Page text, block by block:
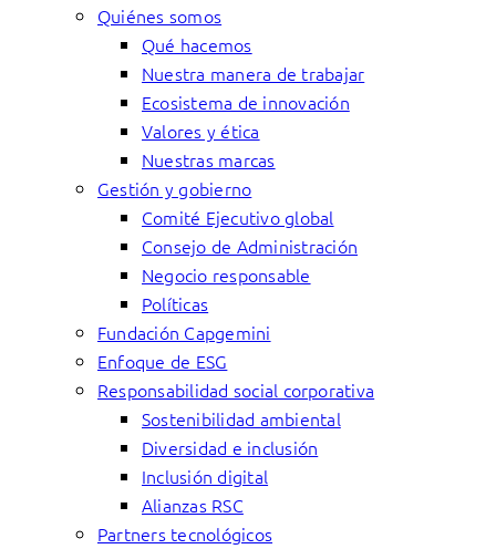
Quiénes somos
Qué hacemos
Nuestra manera de trabajar
Ecosistema de innovación
Valores y ética
Nuestras marcas
Gestión y gobierno
Comité Ejecutivo global
Consejo de Administración
Negocio responsable
Políticas
Fundación Capgemini
Enfoque de ESG
Responsabilidad social corporativa
Sostenibilidad ambiental
Diversidad e inclusión
Inclusión digital
Alianzas RSC
Partners tecnológicos